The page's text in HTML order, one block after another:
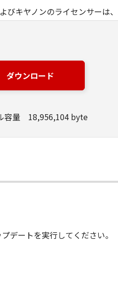
びキヤノンのライセンサーは
本ソフトウェアに瑕疵がない
かなる場合においても一切の
可等を得ることなしに、本ソ
ダウンロード
容量 18,956,104 byte
デートを実行してください。